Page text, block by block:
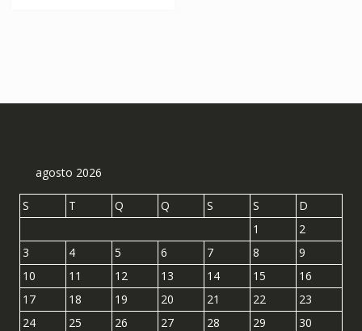
agosto 2026
S T Q Q S S
D
1
2
3
4 5 6 7 8
9
10
11 12 13 14 15
16
17
18 19 20 21 22
23
24
25 26 27 28 29
30